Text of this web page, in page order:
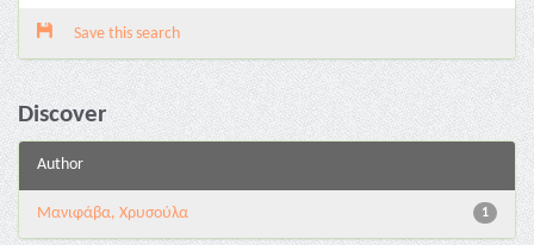
Save this search
Discover
Author
1
Μανιφάβα, Χρυσούλα